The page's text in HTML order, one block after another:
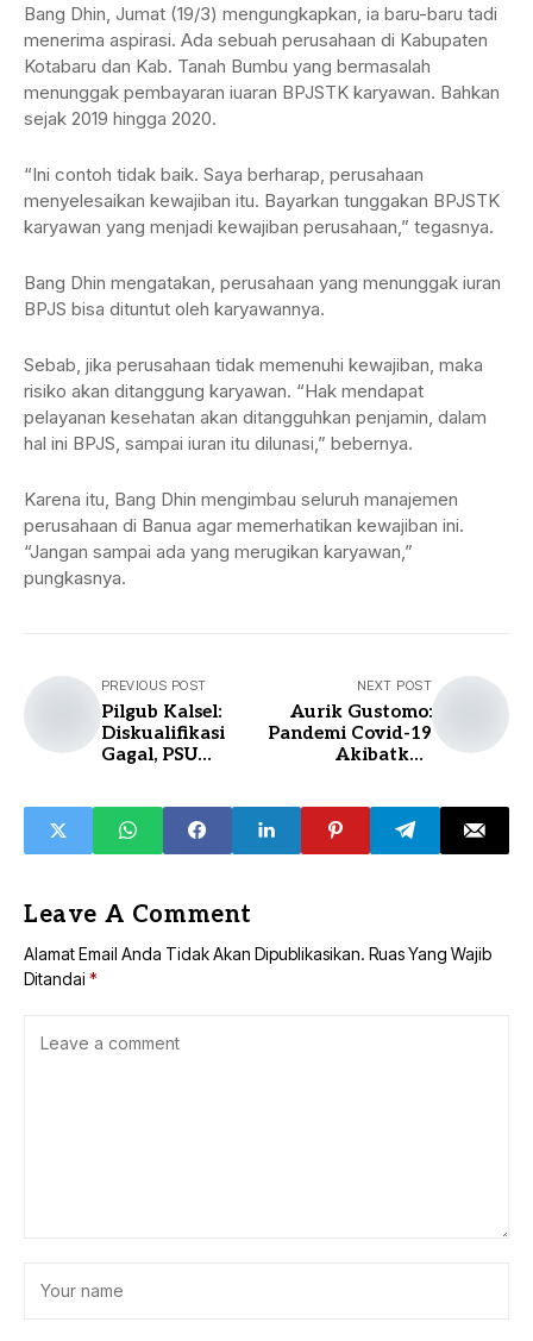
Bang Dhin, Jumat (19/3) mengungkapkan, ia baru-baru tadi
menerima aspirasi. Ada sebuah perusahaan di Kabupaten
Kotabaru dan Kab. Tanah Bumbu yang bermasalah
menunggak pembayaran iuaran BPJSTK karyawan. Bahkan
sejak 2019 hingga 2020.
“Ini contoh tidak baik. Saya berharap, perusahaan
menyelesaikan kewajiban itu. Bayarkan tunggakan BPJSTK
karyawan yang menjadi kewajiban perusahaan,” tegasnya.
Bang Dhin mengatakan, perusahaan yang menunggak iuran
BPJS bisa dituntut oleh karyawannya.
Sebab, jika perusahaan tidak memenuhi kewajiban, maka
risiko akan ditanggung karyawan. “Hak mendapat
pelayanan kesehatan akan ditangguhkan penjamin, dalam
hal ini BPJS, sampai iuran itu dilunasi,” bebernya.
Karena itu, Bang Dhin mengimbau seluruh manajemen
perusahaan di Banua agar memerhatikan kewajiban ini.
“Jangan sampai ada yang merugikan karyawan,”
pungkasnya.
PREVIOUS POST
Pilgub Kalsel:
Diskualifikasi
Gagal, PSU
NEXT POST
Aurik Gustomo:
Pandemi Covid-19
Akibatkan
Leave A Comment
Alamat Email Anda Tidak Akan Dipublikasikan. Ruas Yang Wajib
Ditandai *